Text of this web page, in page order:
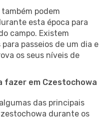
podem
esta época para
campo. Existem
passeios de um dia e
os seus níveis de
fazer em Czestochowa
das principais
durante os